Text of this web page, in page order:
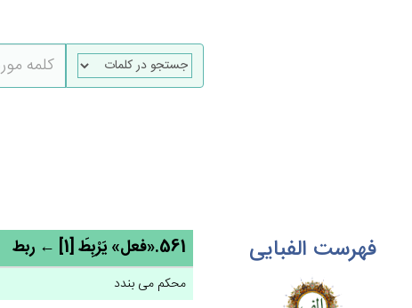
فهرست الفبایی 561.«فعل» یَرْبِط‌َ [1] ← ربط
محکم می بندد